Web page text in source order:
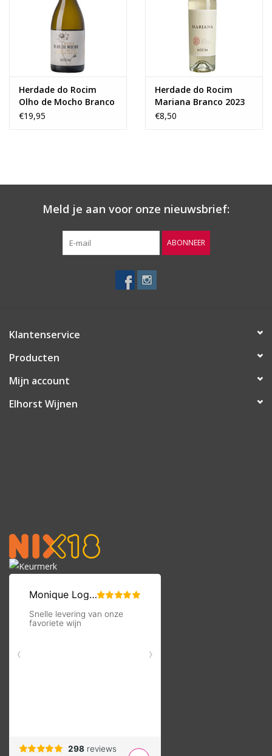
Herdade do Rocim
Olho de Mocho Branco
Reserva 2022
€19,95
Herdade do Rocim
Mariana Branco 2023
€8,50
Meld je aan voor onze nieuwsbrief:
ABONNEER
Klantenservice
Producten
Mijn account
Elhorst Wijnen